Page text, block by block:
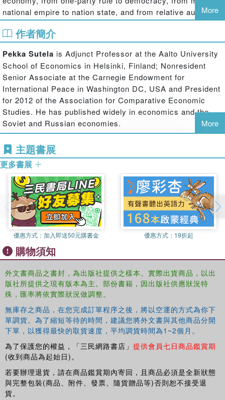
national empire to nation state, and from relative autarchy
to opening up to the European and global communities.
This book concentrates on economic change, exploring
how in spite of steep production decline, widening welfare
differentials and increasing social uncertainty, the 1990s
also created many of the institutional and policy
preconditions for a functioning market economy.
More
作者簡介
Pekka Sutela is Adjunct Professor at the Aalto University
School of Economics in Helsinki, Finland; Nonresident
Senior Associate at the Carnegie Endowment for
International Peace in Washington DC, USA and President
for 2012 of the Association for Comparative Economic
Studies. He has published widely in economics and the
Soviet and Russian economies.
More
主題書展
更多書展
優惠方式： 加入即送50元購書金 優惠方式： 19折起
購物須知
外文書商品之書封，為出版社提供之樣本。實際出貨商品，以出
版社所提供之現有版本為主。部份書籍，因出版社供應狀況特
殊，匯率將依實際狀況做調整。
無庫存之商品，在您完成訂單程序之後，將以空運的方式為你下
單調貨。為了縮短等待的時間，建議您將外文書與其他商品分開
下單，以獲得最快的取貨速度，平均調貨時間為1~2個月。
為了保護您的權益，「三民網路書店」 提供會員七日商品鑑賞期
(收到商品為起始日)。
若要辦理退貨，請在商品鑑賞期內寄回，且商品必須是全新狀態
與完整包裝(商品、附件、發票、隨貨贈品等)否則恕不接受退
貨。